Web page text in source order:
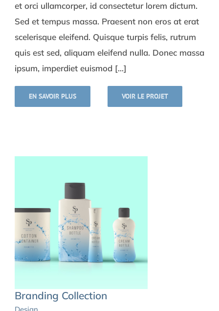
et orci ullamcorper, id consectetur lorem dictum.
Sed et tempus massa. Praesent non eros at erat
scelerisque eleifend. Quisque turpis felis, rutrum
quis est sed, aliquam eleifend nulla. Donec massa
ipsum, imperdiet euismod [...]
EN SAVOIR PLUS VOIR LE PROJET
Branding Collection